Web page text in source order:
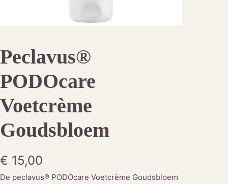
Peclavus®
PODOcare
Voetcrème
Goudsbloem
€ 15,00
De peclavus® PODOcare Voetcrème Goudsbloem